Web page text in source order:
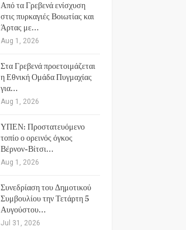
Από τα Γρεβενά ενίσχυση
στις πυρκαγιές Βοιωτίας και
Άρτας με…
Aug 1, 2026
Στα Γρεβενά προετοιμάζεται
η Εθνική Ομάδα Πυγμαχίας
για…
Aug 1, 2026
ΥΠΕΝ: Προστατευόμενο
τοπίο ο ορεινός όγκος
Βέρνον-Βίτσι…
Aug 1, 2026
Συνεδρίαση του Δημοτικού
Συμβουλίου την Τετάρτη 5
Αυγούστου…
Jul 31, 2026